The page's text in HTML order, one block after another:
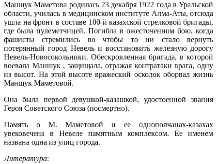
Маншук Маметова родилась 23 декабря 1922 года в Уральской
области, училась в медицинском институте Алма-Аты, отсюда
ушла на фронт в составе 100-й казахской стрелковой бригады,
где была пулеметчицей. Погибла в ожесточенном бою, когда
фашисты стремились во чтобы то ни стало вернуть
потерянный город Невель и восстановить железную дорогу
Невель-Новосокольники. Обескровленная бригада, в которой
воевала Маншук , защищала, отражая контратаки врага, одну
из высот. На этой высоте вражеский осколок оборвал жизнь
Маншук Маметовой.
Она была первой девушкой-казашкой, удостоенной звания
Героя Советского Союза (посмертно).
Память о М. Маметовой и ее однополчанах-казахах
увековечена в Невеле памятным комплексом. Ее именем
названа одна из улиц города.
Литература: